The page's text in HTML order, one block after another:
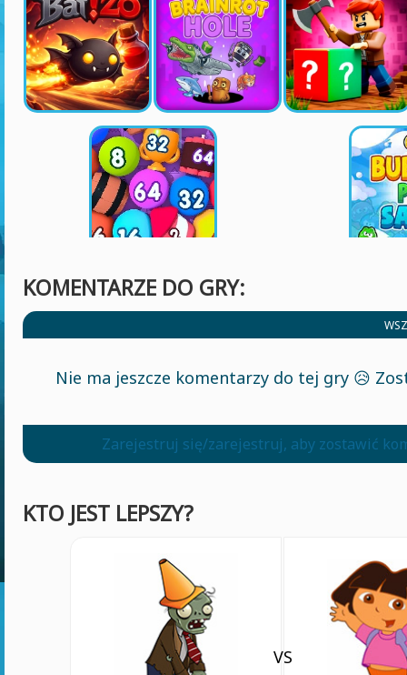
KOMENTARZE DO GRY:
Nie ma jeszcze komentarzy do tej gry 😥
Zarejestruj się/zarejestruj, aby zostawić
KTO JEST LEPSZY?
VS